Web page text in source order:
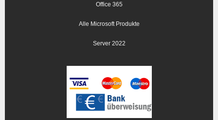
Office 365
Alle Microsoft Produkte
Server 2022